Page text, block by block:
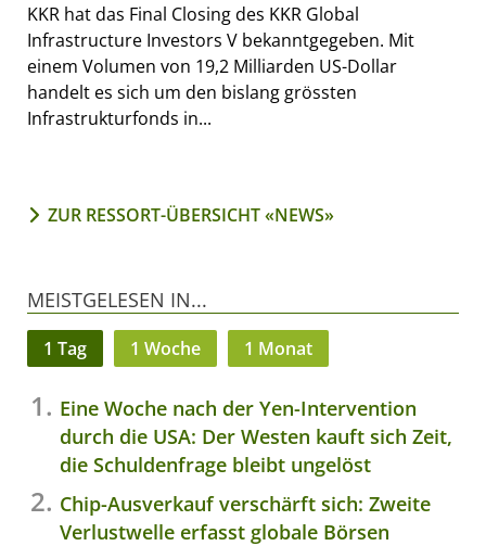
KKR hat das Final Closing des KKR Global
Infrastructure Investors V bekanntgegeben. Mit
einem Volumen von 19,2 Milliarden US-Dollar
handelt es sich um den bislang grössten
Infrastrukturfonds in...
ZUR RESSORT-ÜBERSICHT «NEWS»
MEISTGELESEN IN...
1 Tag 1 Woche 1 Monat
Eine Woche nach der Yen-Intervention
durch die USA: Der Westen kauft sich Zeit,
die Schuldenfrage bleibt ungelöst
Chip-Ausverkauf verschärft sich: Zweite
Verlustwelle erfasst globale Börsen